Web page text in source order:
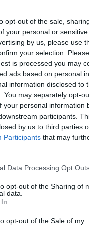
opt-out of the sale,
your personal or
by us, please use
your selection.
is processed you may
ads based on personal
information disclosed to
You may separately opt-
your personal information
participants.
by us to third parties
Participants that may
that this website/app uses
your visit or usage
consent to Google and its
for below specified
Data Processing Opt
opt-out of the Sharing of
data.
opt-out of the Sale of my
un peligro
posible formación
promedio del
3.926
tamaño solo
mayor profundo,
el abismo oceánico
nombre; mientras
los mares